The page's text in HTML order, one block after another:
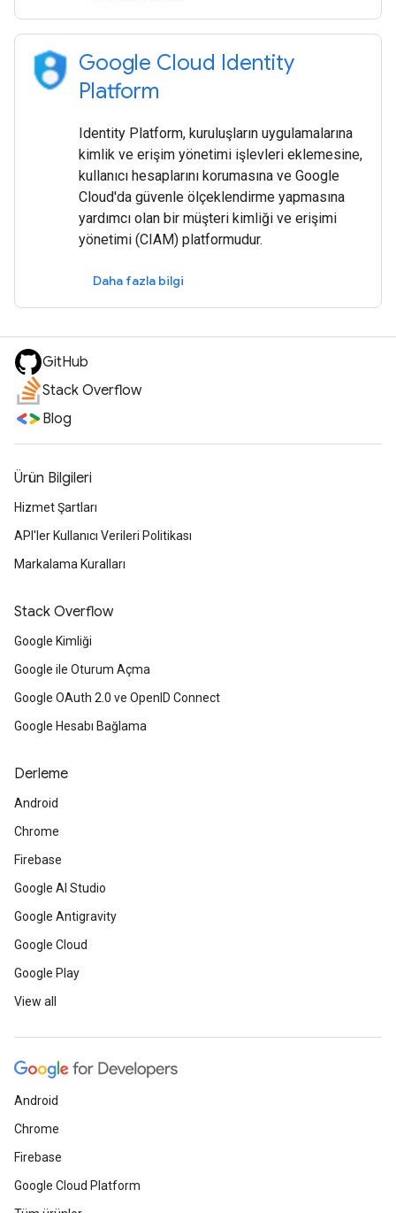
Google Cloud Identity
Platform
Identity Platform, kuruluşların uygulamalarına
kimlik ve erişim yönetimi işlevleri eklemesine,
kullanıcı hesaplarını korumasına ve Google
Cloud'da güvenle ölçeklendirme yapmasına
yardımcı olan bir müşteri kimliği ve erişimi
yönetimi (CIAM) platformudur.
Daha fazla bilgi
GitHub
Stack Overflow
Blog
Ürün Bilgileri
Hizmet Şartları
API'ler Kullanıcı Verileri Politikası
Markalama Kuralları
Stack Overflow
Google Kimliği
Google ile Oturum Açma
Google OAuth 2.0 ve OpenID Connect
Google Hesabı Bağlama
Derleme
Android
Chrome
Firebase
Google AI Studio
Google Antigravity
Google Cloud
Google Play
View all
Android
Chrome
Firebase
Google Cloud Platform